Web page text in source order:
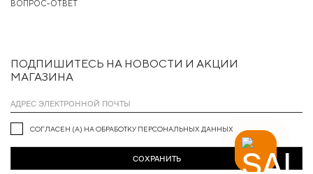
ПОДПИШИТЕСЬ НА НОВОСТИ И АКЦИИ
МАГАЗИНА
СОГЛАСЕН (А) НА ОБРАБОТКУ ПЕРСОНАЛЬНЫХ ДАННЫХ
СОХРАНИТЬ
ВОПРОС-ОТВЕТ